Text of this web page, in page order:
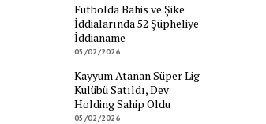
Futbolda Bahis ve Şike
İddialarında 52 Şüpheliye
İddianame
05/02/2026
Kayyum Atanan Süper Lig
Kulübü Satıldı, Dev
Holding Sahip Oldu
05/02/2026